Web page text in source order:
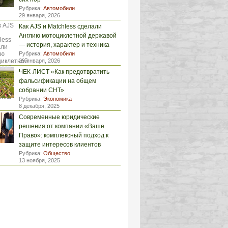
Рубрика: Автомобили
29 января, 2026
Как AJS и Matchless сделали
Англию мотоциклетной державой
— история, характер и техника
Рубрика: Автомобили
29 января, 2026
ЧЕК-ЛИСТ «Как предотвратить
фальсификации на общем
собрании СНТ»
Рубрика: Экономика
8 декабря, 2025
Современные юридические
решения от компании «Ваше
Право»: комплексный подход к
защите интересов клиентов
Рубрика: Общество
13 ноября, 2025